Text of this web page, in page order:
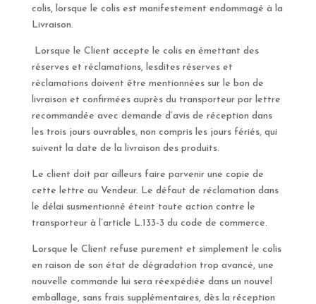
colis, lorsque le colis est manifestement endommagé à la
Livraison.
Lorsque le Client accepte le colis en émettant des
réserves et réclamations, lesdites réserves et
réclamations doivent être mentionnées sur le bon de
livraison et confirmées auprès du transporteur par lettre
recommandée avec demande d’avis de réception dans
les trois jours ouvrables, non compris les jours fériés, qui
suivent la date de la livraison des produits.
Le client doit par ailleurs faire parvenir une copie de
cette lettre au Vendeur. Le défaut de réclamation dans
le délai susmentionné éteint toute action contre le
transporteur à l’article L.133-3 du code de commerce.
Lorsque le Client refuse purement et simplement le colis
en raison de son état de dégradation trop avancé, une
nouvelle commande lui sera réexpédiée dans un nouvel
emballage, sans frais supplémentaires, dès la réception